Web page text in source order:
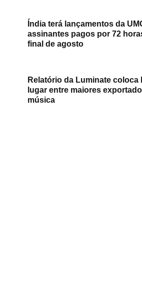
Índia terá lançamentos da
assinantes pagos por 72
final de agosto
Relatório da Luminate coloca
lugar entre maiores
música